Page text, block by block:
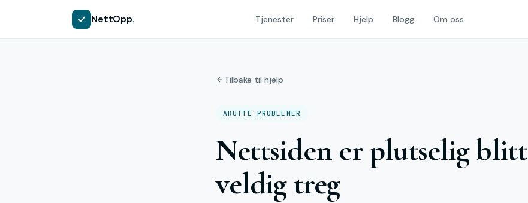
NettOpp. Tjenester Priser Hjelp Blogg Om oss
Tilbake til hjelp
AKUTTE PROBLEMER
Nettsiden er plutselig blitt
veldig treg